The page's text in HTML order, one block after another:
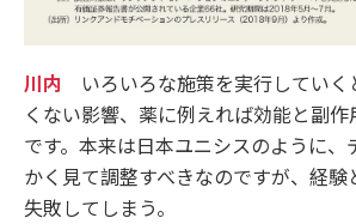
川内 いろいろな施策を実行していく
くない影響、薬に例えれば効能と副
です。本来は日本ユニシスのように、
かく見て調整すべきなのですが、経験
失敗してしまう。